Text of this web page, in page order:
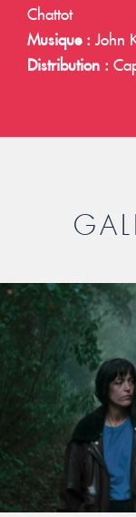
Chattot
Musique : John
Distribution :